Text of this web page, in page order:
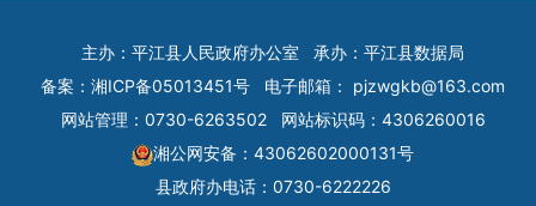
主办：平江县人民政府办公室
承办：平江县数据局
备案： 湘ICP备05013451号 电子邮箱： pjzwgkb@163.com
网站管理：0730-6263502
网站标识码：4306260016
湘公网安备：43062602000131号
县政府办电话：0730-6222226